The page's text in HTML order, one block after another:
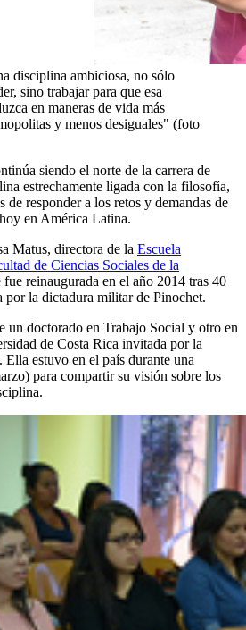
disciplina ambiciosa, no sólo
sino trabajar para que esa
en maneras de vida más
y menos desiguales" (foto
siendo el norte de la carrera de
estrechamente ligada con la filosofía,
de responder a los retos y demandas de
en América Latina.
Matus, directora de la Escuela
de Ciencias Sociales de la
fue reinaugurada en el año 2014 tras 40
por la dictadura militar de Pinochet.
un doctorado en Trabajo Social y otro en
de Costa Rica invitada por la
estuvo en el país durante una
para compartir su visión sobre los